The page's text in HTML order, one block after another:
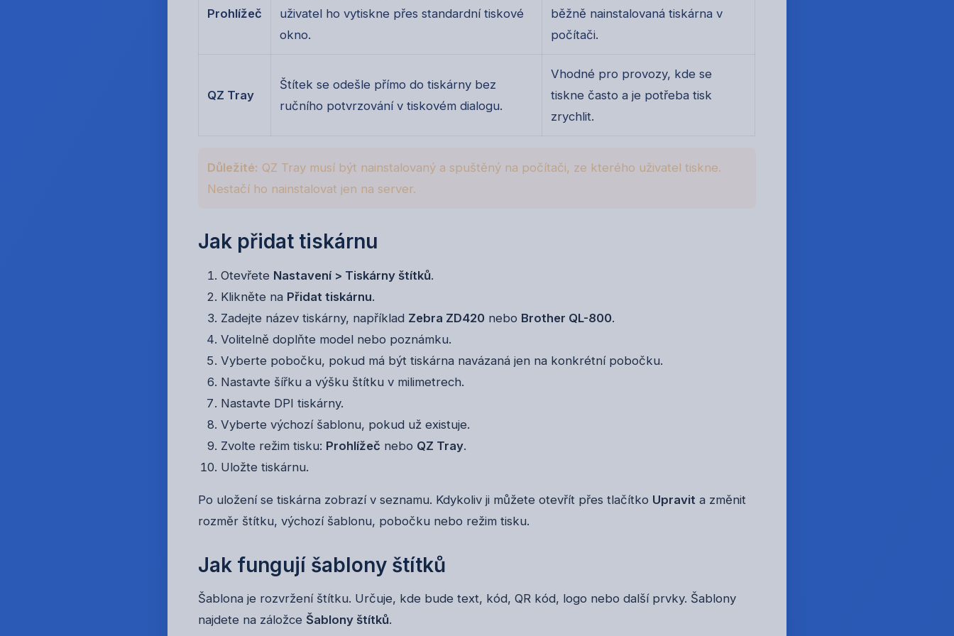
Prohlížeč
uživatel ho vytiskne přes standardní tiskové
okno.
běžně nainstalovaná tiskárna v
počítači.
QZ Tray
Štítek se odešle přímo do tiskárny bez
ručního potvrzování v tiskovém dialogu.
Vhodné pro provozy, kde se
tiskne často a je potřeba tisk
zrychlit.
Důležité: QZ Tray musí být nainstalovaný a spuštěný na počítači, ze kterého uživatel tiskne.
Nestačí ho nainstalovat jen na server.
Jak přidat tiskárnu
Otevřete Nastavení > Tiskárny štítků.
Klikněte na Přidat tiskárnu.
Zadejte název tiskárny, například Zebra ZD420 nebo Brother QL-800.
Volitelně doplňte model nebo poznámku.
Vyberte pobočku, pokud má být tiskárna navázaná jen na konkrétní pobočku.
Nastavte šířku a výšku štítku v milimetrech.
Nastavte DPI tiskárny.
Vyberte výchozí šablonu, pokud už existuje.
Zvolte režim tisku: Prohlížeč nebo QZ Tray.
Uložte tiskárnu.
Po uložení se tiskárna zobrazí v seznamu. Kdykoliv ji můžete otevřít přes tlačítko Upravit a změnit
rozměr štítku, výchozí šablonu, pobočku nebo režim tisku.
Jak fungují šablony štítků
Šablona je rozvržení štítku. Určuje, kde bude text, kód, QR kód, logo nebo další prvky. Šablony
najdete na záložce Šablony štítků.